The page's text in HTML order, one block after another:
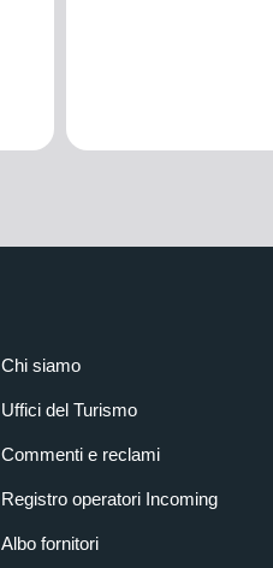
Chi siamo
Uffici del Turismo
Commenti e reclami
Registro operatori Incoming
Albo fornitori